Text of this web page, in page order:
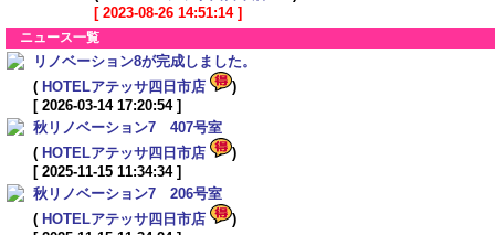
[ 2023-08-26 14:51:14 ]
ニュース一覧
リノベーション8が完成しました。
( HOTELアテッサ四日市店
)
[ 2026-03-14 17:20:54 ]
秋リノベーション7 407号室
( HOTELアテッサ四日市店
)
[ 2025-11-15 11:34:34 ]
秋リノベーション7 206号室
( HOTELアテッサ四日市店
)